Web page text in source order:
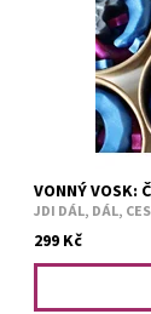
VONNÝ VOSK:
JDI DÁL, DÁL,
299 Kč